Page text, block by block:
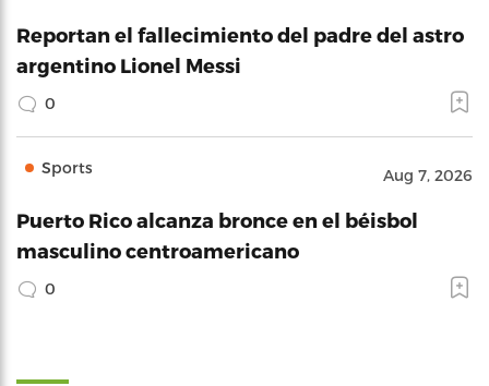
Reportan el fallecimiento del padre del astro
argentino Lionel Messi
0
Sports Aug 7, 2026
Puerto Rico alcanza bronce en el béisbol
masculino centroamericano
0